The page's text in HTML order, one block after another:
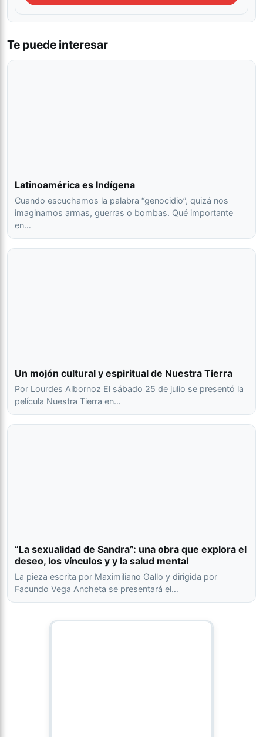
Te puede interesar
Latinoamérica es Indígena
Cuando escuchamos la palabra “genocidio”, quizá nos
imaginamos armas, guerras o bombas. Qué importante
en…
Un mojón cultural y espiritual de Nuestra Tierra
Por Lourdes Albornoz El sábado 25 de julio se presentó la
película Nuestra Tierra en…
“La sexualidad de Sandra”: una obra que explora el
deseo, los vínculos y y la salud mental
La pieza escrita por Maximiliano Gallo y dirigida por
Facundo Vega Ancheta se presentará el…